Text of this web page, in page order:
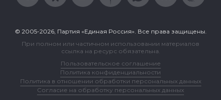
© 2005-2026, Партия «Единая Россия». Все права защищены.
При полном или частичном использовании материалов
ссылка на ресурс обязательна.
Пользовательское соглашение
Политика конфиденциальности
Политика в отношении обработки персональных данных
Согласие на обработку персональных данных